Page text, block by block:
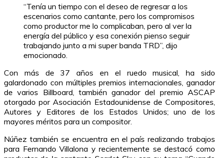
“Tenía un tiempo con el deseo de regresar a los
escenarios como cantante, pero los compromisos
como productor me lo complicaban, pero al ver la
energía del público y esa conexión pienso seguir
trabajando junto a mi super banda TRD”, dijo
emocionado.
Con más de 37 años en el ruedo musical, ha sido
galardonado con múltiples premios internacionales, ganador
de varios Billboard, también ganador del premio ASCAP
otorgado por Asociación Estadounidense de Compositores,
Autores y Editores de los Estados Unidos; uno de los
mayores méritos para un compositor.
Núñez también se encuentra en el país realizando trabajos
para Fernando Villalona y recientemente se destacó como